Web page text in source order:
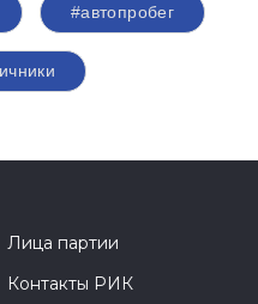
#автопробег
Лица партии
Контакты РИК